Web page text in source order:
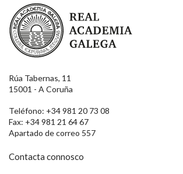
Real Academia Galega
Rúa Tabernas, 11
15001 - A Coruña
Teléfono: +34 981 20 73 08
Fax: +34 981 21 64 67
Apartado de correo 557
Contacta connosco